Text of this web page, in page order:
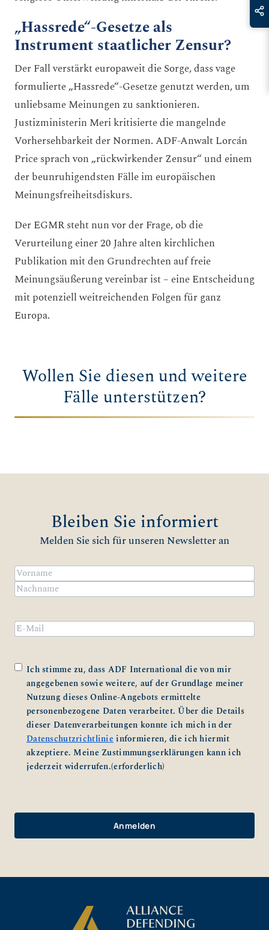
„Hassrede“-Gesetze als
Instrument staatlicher Zensur?
Der Fall verstärkt europaweit die Sorge, dass vage
formulierte „Hassrede“-Gesetze genutzt werden, um
unliebsame Meinungen zu sanktionieren.
Justizministerin Meri kritisierte die mangelnde
Vorhersehbarkeit der Normen. ADF-Anwalt Lorcán
Price sprach von „rückwirkender Zensur“ und einem
der beunruhigendsten Fälle im europäischen
Meinungsfreiheitsdiskurs.
Der EGMR steht nun vor der Frage, ob die
Verurteilung einer 20 Jahre alten kirchlichen
Publikation mit den Grundrechten auf freie
Meinungsäußerung vereinbar ist – eine Entscheidung
mit potenziell weitreichenden Folgen für ganz
Europa.
Wollen Sie diesen und weitere
Fälle unterstützen?
Bleiben Sie informiert
Melden Sie sich für unseren Newsletter an
Name(erforderlich)
Vorname
Zustimmung(erforderlich)
Ich stimme zu, dass ADF International die von mir
angegebenen sowie weitere, auf der Grundlage meiner
Nutzung dieses Online-Angebots ermittelte
personenbezogene Daten verarbeitet. Über die Details
dieser Datenverarbeitungen konnte ich mich in der
Datenschutzrichtlinieinformieren, die ich hiermit
akzeptiere. Meine Zustimmungserklärungen kann ich
jederzeit widerrufen.(erforderlich)